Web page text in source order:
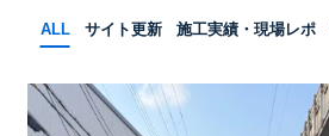
ALL サイト更新 施工実績・現場レポ